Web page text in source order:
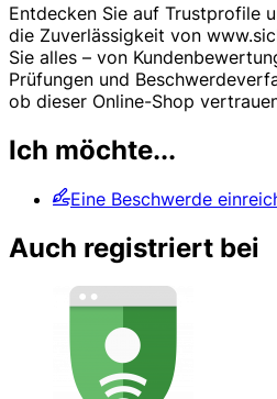
Entdecken Sie auf Trustprofile
die Zuverlässigkeit von
Sie alles – von
Prüfungen und
ob dieser Online-Shop
Ich möchte...
Eine Beschwerde
Auch registriert bei